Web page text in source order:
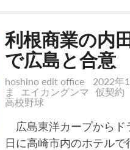
利根商業の内
で広島と合意
hoshino edit office 2022年
ま
エイカングンマ 仮契約
高校野球
広島東洋カープからド
日に高崎市内のホテル